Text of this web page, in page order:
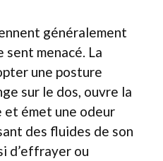
généralement
sent menacé. La
une posture
sur le dos, ouvre la
et émet une odeur
des fluides de son
d’effrayer ou